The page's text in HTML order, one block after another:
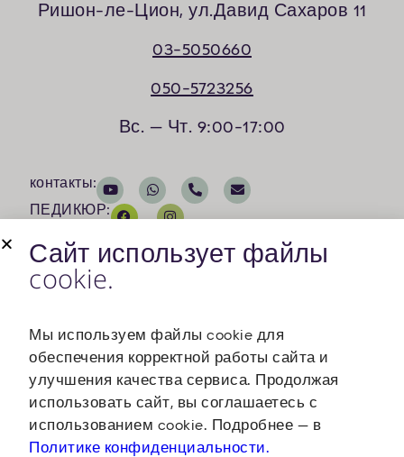
Ришон-ле-Цион, ул.Давид Сахаров 11
03-5050660
050-5723256
Вс. — Чт. 9:00-17:00
контакты:
ПЕДИКЮР:
Косметология:
Advertising agency
Сайт использует файлы
cookie.
Мы используем файлы cookie для
обеспечения корректной работы сайта и
улучшения качества сервиса. Продолжая
использовать сайт, вы соглашаетесь с
использованием cookie. Подробнее — в
Политике конфиденциальности.